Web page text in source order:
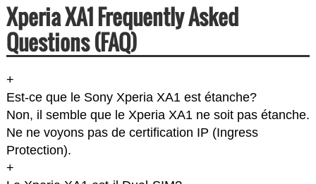
Xperia XA1 Frequently Asked
Questions (FAQ)
+
Est-ce que le Sony Xperia XA1 est étanche?
Non, il semble que le Xperia XA1 ne soit pas étanche.
Ne ne voyons pas de certification IP (Ingress
Protection).
+